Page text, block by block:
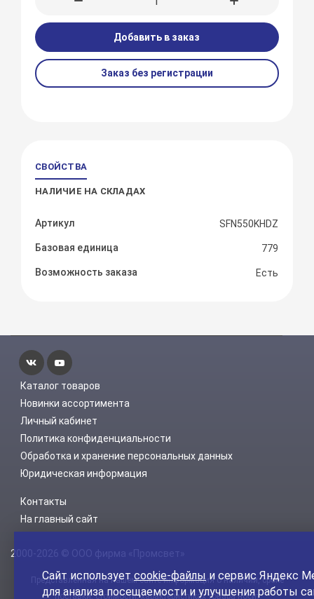
Добавить в заказ
Заказ без регистрации
СВОЙСТВА
НАЛИЧИЕ НА СКЛАДАХ
Артикул SFN550KHDZ
Базовая единица 779
Возможность заказа Есть
Каталог товаров
Новинки ассортимента
Личный кабинет
Политика конфиденциальности
Обработка и хранение персональных данных
Юридическая информация
Контакты
На главный сайт
2000-2026 © ООО фирма «Промсвет»
Представленная на нашем сайте информация о наличии, сроке
поставки, стоимости, характеристиках товара носит
Сайт используетcookie-файлы и сервис Яндекс
для анализа посещаемости и улучшения работы